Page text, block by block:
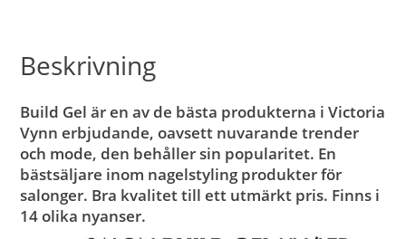
Beskrivning
Build Gel är en av de bästa produkterna i Victoria
Vynn erbjudande, oavsett nuvarande trender
och mode, den behåller sin popularitet. En
bästsäljare inom nagelstyling produkter för
salonger. Bra kvalitet till ett utmärkt pris. Finns i
14 olika nyanser.